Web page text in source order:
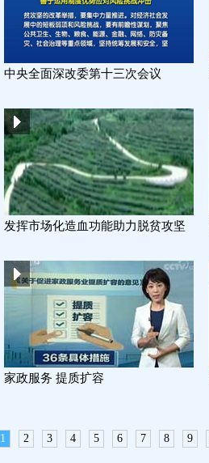
中央全面深改委第十三次会议
发挥市场化造血功能助力脱贫攻坚
家政服务 提质扩容
1 2 3 4 5 6 7 8 9